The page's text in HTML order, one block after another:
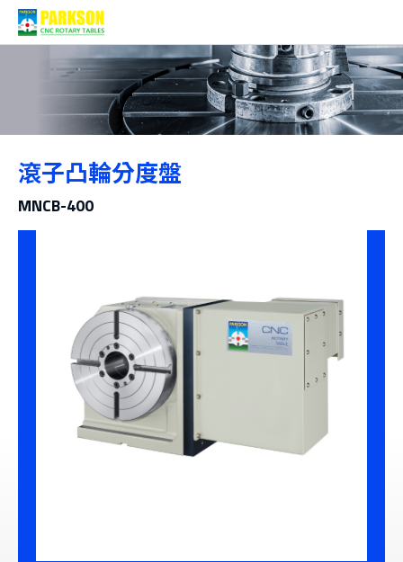
產品介紹
分類
滾子凸輪分度盤
MNCB-400